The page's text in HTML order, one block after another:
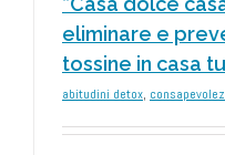
eliminare e
tossine in casa
abitudini detox,